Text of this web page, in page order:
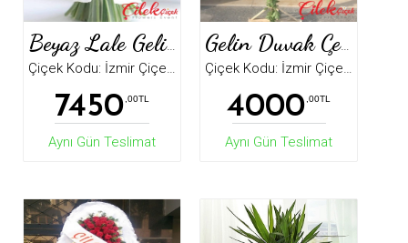
Beyaz Lale Gelin Buketi
Çiçek Kodu: İzmir Çiçek5278
7450 ,00TL
Aynı Gün Teslimat
Gelin Duvak Çelenk
Çiçek Kodu: İzmir Çiçek5098
4000 ,00TL
Aynı Gün Teslimat